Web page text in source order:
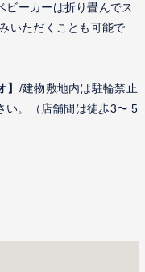
ビーカーは折り畳んでス
いただくことも可能で
/建物敷地内は駐輪禁止
い。（店舗間は徒歩3〜 5